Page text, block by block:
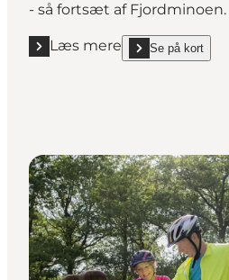
- så fortsæt af Fjordminoen.
Læs mere
Læs mere "Den flotteste
Se på kort
show Den